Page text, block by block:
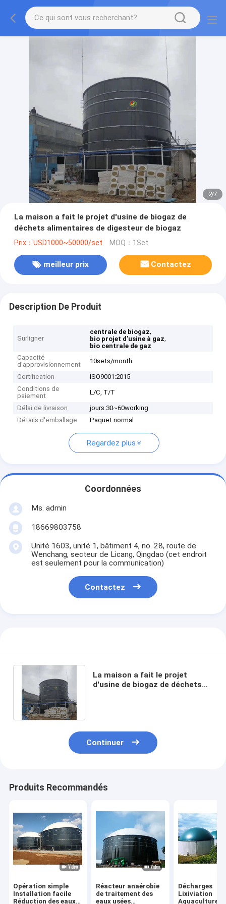
2/7
La maison a fait le projet d'usine de biogaz de
déchets alimentaires de digesteur de biogaz
Prix：USD1000~50000/set MOQ：1Set
meilleur prix Contactez
Description De Produit
Surligner
centrale de biogaz,
bio projet d'usine à gaz,
bio centrale de gaz
Capacité
d'approvisionnement
10sets/month
Certification
ISO9001:2015
Conditions de
paiement
L/C, T/T
Délai de livraison
jours 30~60working
Détails d'emballage
Paquet normal
Regardez plus
Coordonnées
Ms. admin
18669803758
Unité 1603, unité 1, bâtiment 4, no. 28, route de
Wenchang, secteur de Licang, Qingdao (cet endroit
est seulement pour la communication)
Contactez
La maison a fait le projet
d'usine de biogaz de déchets
Continuer
Produits Recommandés
Opération simple
Installation facile
Réduction des eaux
Réacteur anaérobie
de traitement des
eaux usées
Décharges
Lixiviation
Aquaculture